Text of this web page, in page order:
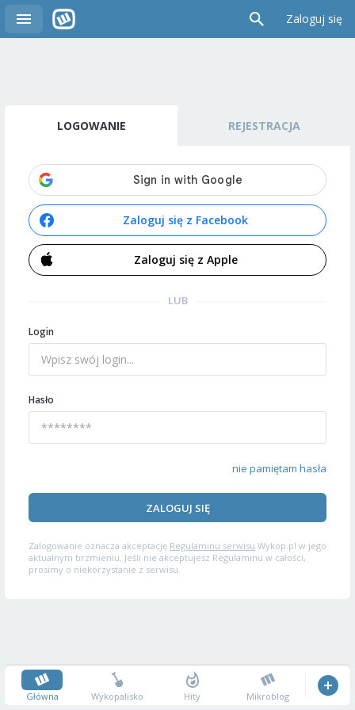
Zaloguj się
LOGOWANIE REJESTRACJA
Zaloguj się z Facebook
Zaloguj się z Apple
LUB
Login
Hasło
nie pamiętam hasła
ZALOGUJ SIĘ
Zalogowanie oznacza akceptację Regulaminu serwisu Wykop.pl w jego
aktualnym brzmieniu. Jeśli nie akceptujesz Regulaminu w całości,
prosimy o niekorzystanie z serwisu.
Główna Wykopalisko Hity Mikroblog